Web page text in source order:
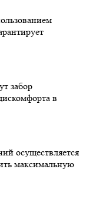
забор
в
осуществляется
максимальную